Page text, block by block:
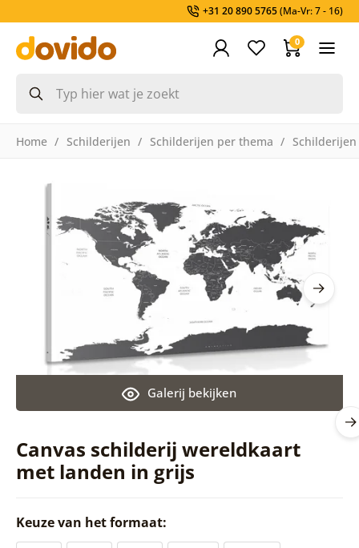
+31 20 890 5765(Ma-Vr: 7 - 16)
0
Home Schilderijen Schilderijen per thema
Canvas schilderij wereldkaart
met landen in grijs
Galerij bekijken
Keuze van het formaat: